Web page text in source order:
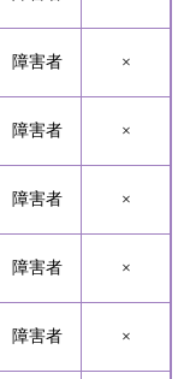
障害者 ×
障害者 ×
障害者 ×
障害者 ×
障害者 ×